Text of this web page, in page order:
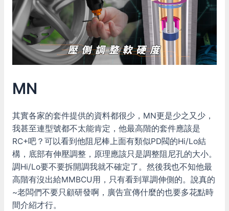
MN
其實各家的套件提供的資料都很少，MN更是少之又少，
我甚至連型號都不太能肯定，他最高階的套件應該是
RC+吧？可以看到他阻尼棒上面有類似PD閥的Hi/Lo結
構，底部有伸壓調整，原理應該只是調整阻尼孔的大小。
調Hi/Lo要不要拆開調我就不確定了。然後我也不知他最
高階有沒出給MMBCU用，只有看到單調伸側的。說真的
~老闆們不要只顧研發啊，廣告宣傳什麼的也要多花點時
間介紹才行。